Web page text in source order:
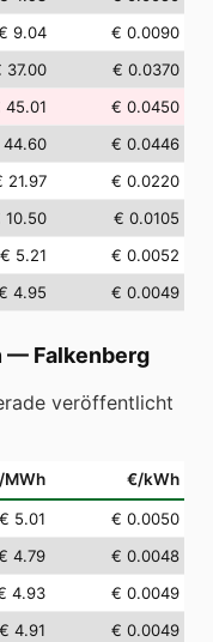
9.04
€ 0.0090
37.00
€ 0.0370
45.01
€ 0.0450
€ 0.0446
21.97
€ 0.0220
10.50
€ 0.0105
€ 5.21
€ 0.0052
4.95 € 0.0049
— Falkenberg
veröffentlicht
MWh €/kWh
€ 5.01
€ 0.0050
4.79
€ 0.0048
4.93
€ 0.0049
€ 4.91
€ 0.0049